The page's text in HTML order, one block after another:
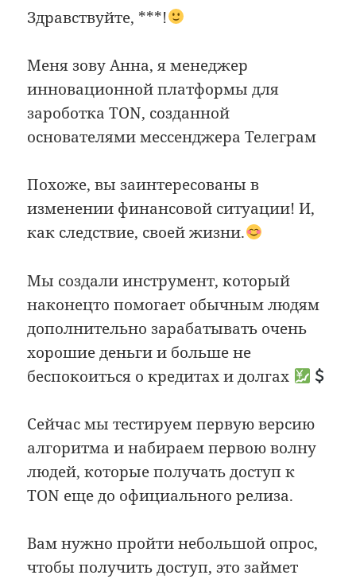
Здравствуйте, ***!
Меня зову Анна, я менеджер
инновационной платформы для
зароботка TON, созданной
основателями мессенджера Телеграм
Похоже, вы заинтересованы в
изменении финансовой ситуации! И,
как следствие, своей жизни.
Мы создали инструмент, который
наконецто помогает обычным людям
дополнительно зарабатывать очень
хорошие деньги и больше не
беспокоиться о кредитах и долгах
Сейчас мы тестируем первую версию
алгоритма и набираем первою волну
людей, которые получать доступ к
TON еще до официального релиза.
Вам нужно пройти небольшой опрос,
чтобы получить доступ, это займет